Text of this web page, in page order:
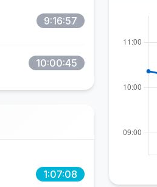
9:16:57
10:00:45
1:07:08